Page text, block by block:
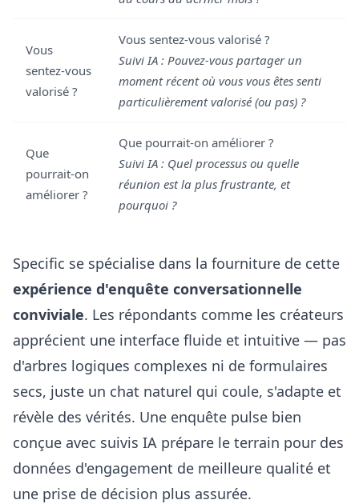
Vous
sentez-vous
valorisé ?
Vous sentez-vous valorisé ?
Suivi IA : Pouvez-vous partager un
moment récent où vous vous êtes senti
particulièrement valorisé (ou pas) ?
Que
pourrait-on
améliorer ?
Que pourrait-on améliorer ?
Suivi IA : Quel processus ou quelle
réunion est la plus frustrante, et
pourquoi ?
Specific se spécialise dans la fourniture de cette
expérience d'enquête conversationnelle
conviviale. Les répondants comme les créateurs
apprécient une interface fluide et intuitive — pas
d'arbres logiques complexes ni de formulaires
secs, juste un chat naturel qui coule, s'adapte et
révèle des vérités. Une enquête pulse bien
conçue avec suivis IA prépare le terrain pour des
données d'engagement de meilleure qualité et
une prise de décision plus assurée.